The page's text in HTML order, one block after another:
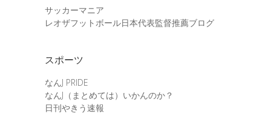
サッカーマニア
レオザフットボール日本代表監督推薦ブログ
スポーツ
なんJ PRIDE
なんJ（まとめては）いかんのか？
日刊やきう速報